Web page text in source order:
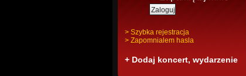
> Szybka rejestracja
> Zapomnialem hasla
+ Dodaj koncert, wydarzenie